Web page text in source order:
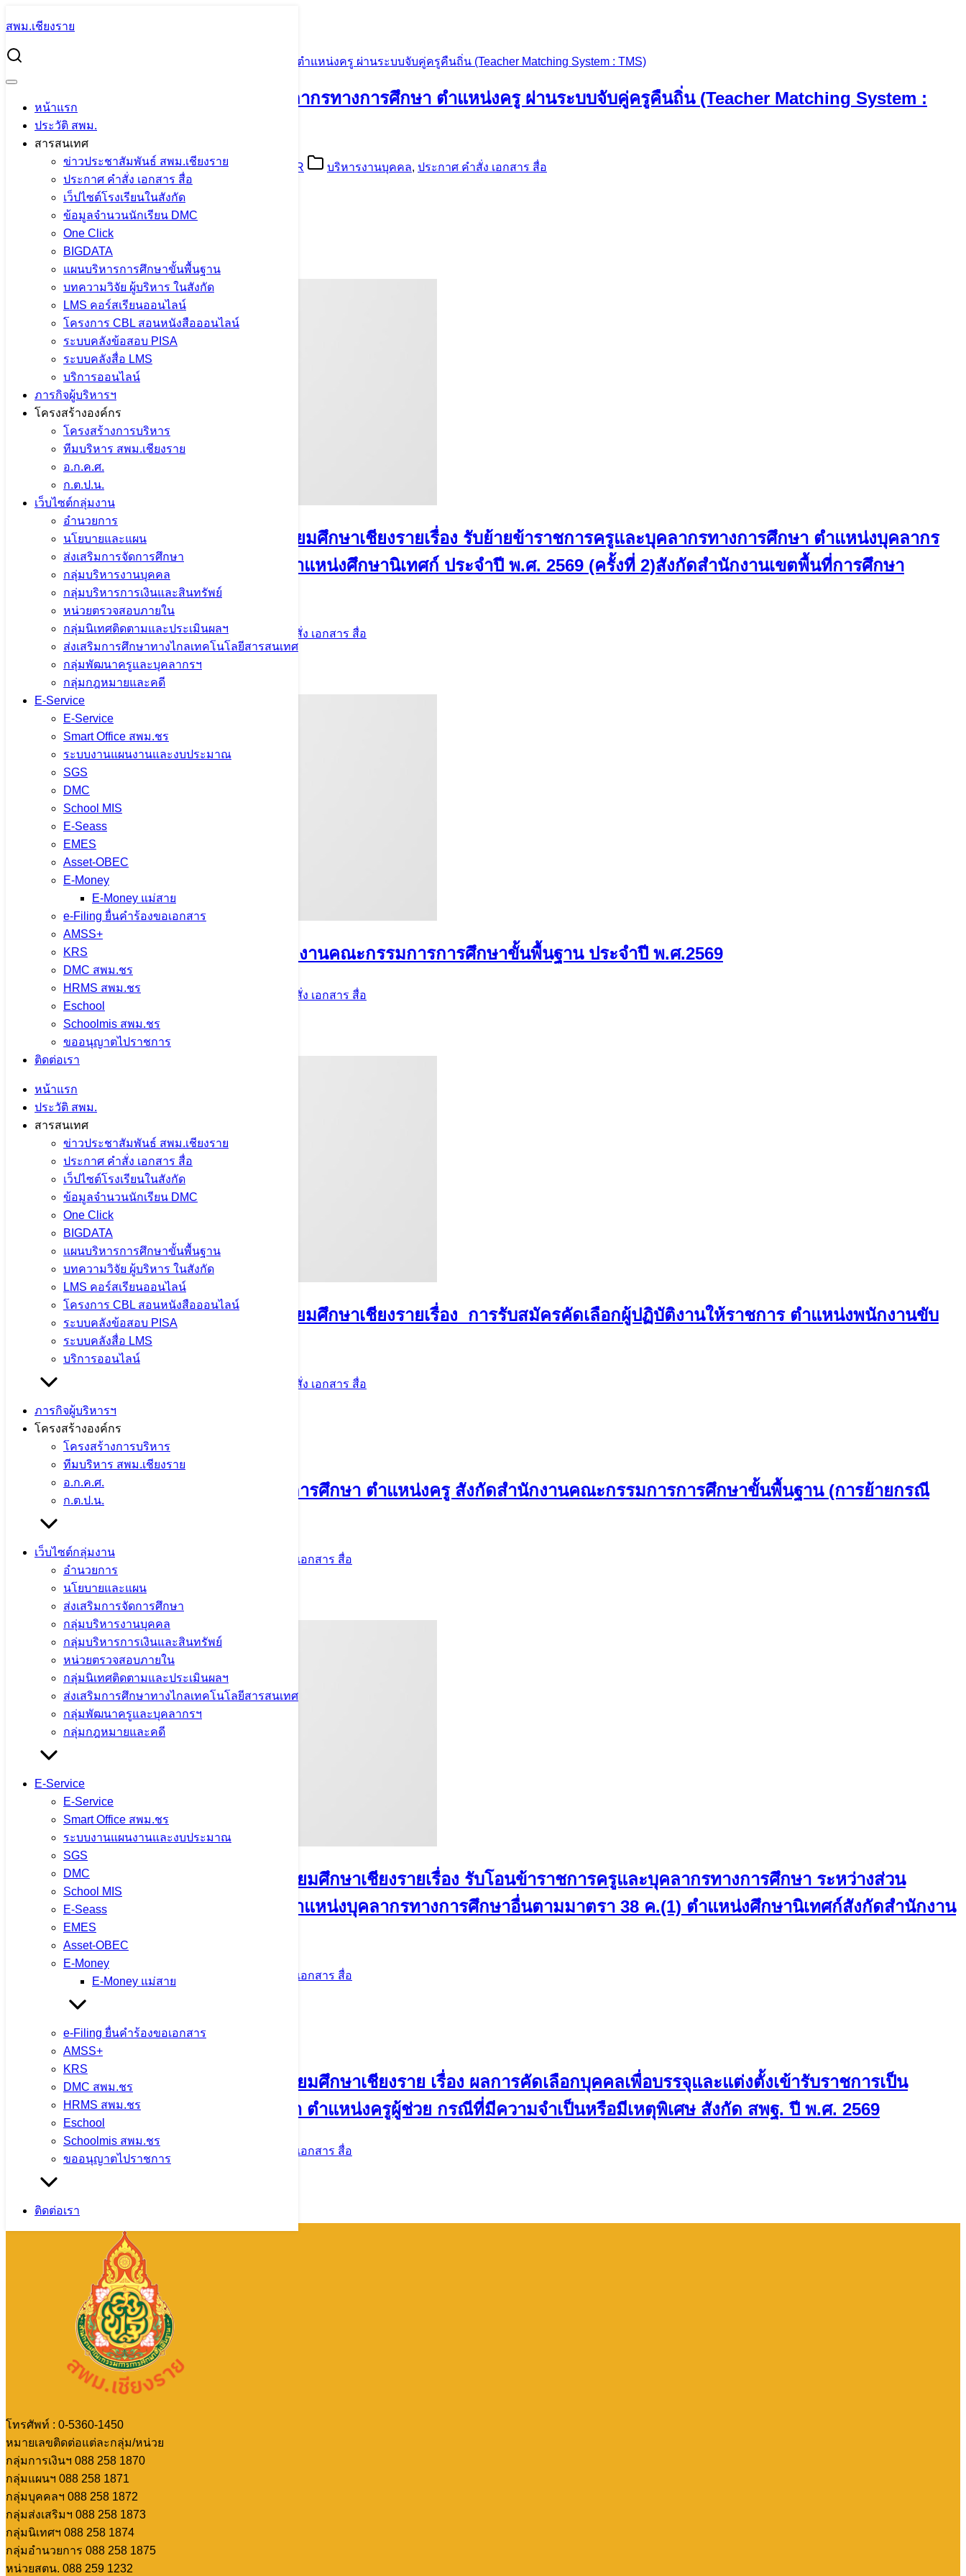
to
content
สพม.เชียงราย
หน้าแรก
ประวัติ สพม.
สารสนเทศ
ข่าวประชาสัมพันธ์ สพม.เชียงราย
ประกาศ คำสั่ง เอกสาร สื่อ
เว็ปไซต์โรงเรียนในสังกัด
ข้อมูลจำนวนนักเรียน DMC
One Click
BIGDATA
แผนบริหารการศึกษาขั้นพื้นฐาน
บทความวิจัย ผู้บริหาร ในสังกัด
LMS คอร์สเรียนออนไลน์
โครงการ CBL สอนหนังสือออนไลน์
ระบบคลังข้อสอบ PISA
ระบบคลังสื่อ LMS
บริการออนไลน์
ภารกิจผู้บริหารฯ
โครงสร้างองค์กร
โครงสร้างการบริหาร
ทีมบริหาร สพม.เชียงราย
อ.ก.ค.ศ.
ก.ต.ป.น.
เว็บไซต์กลุ่มงาน
อำนวยการ
นโยบายและแผน
ส่งเสริมการจัดการศึกษา
กลุ่มบริหารงานบุคคล
กลุ่มบริหารการเงินและสินทรัพย์
หน่วยตรวจสอบภายใน
กลุ่มนิเทศติดตามและประเมินผลฯ
ส่งเสริมการศึกษาทางไกลเทคโนโลยีสารสนเทศ
กลุ่มพัฒนาครูและบุคลากรฯ
กลุ่มกฎหมายและคดี
E-Service
E-Service
Smart Office สพม.ชร
ระบบงานแผนงานและงบประมาณ
SGS
DMC
School MIS
E-Seass
EMES
Asset-OBEC
E-Money
E-Money แม่สาย
e-Filing ยื่นคำร้องขอเอกสาร
AMSS+
KRS
DMC สพม.ชร
HRMS สพม.ชร
Eschool
Schoolmis สพม.ชร
ขออนุญาตไปราชการ
ติดต่อเรา
หน้าแรก
ประวัติ สพม.
สารสนเทศ
ข่าวประชาสัมพันธ์ สพม.เชียงราย
ประกาศ คำสั่ง เอกสาร สื่อ
เว็ปไซต์โรงเรียนในสังกัด
ข้อมูลจำนวนนักเรียน DMC
One Click
BIGDATA
แผนบริหารการศึกษาขั้นพื้นฐาน
บทความวิจัย ผู้บริหาร ในสังกัด
LMS คอร์สเรียนออนไลน์
โครงการ CBL สอนหนังสือออนไลน์
ระบบคลังข้อสอบ PISA
ระบบคลังสื่อ LMS
บริการออนไลน์
ภารกิจผู้บริหารฯ
โครงสร้างองค์กร
โครงสร้างการบริหาร
ทีมบริหาร สพม.เชียงราย
อ.ก.ค.ศ.
ก.ต.ป.น.
เว็บไซต์กลุ่มงาน
อำนวยการ
นโยบายและแผน
ส่งเสริมการจัดการศึกษา
กลุ่มบริหารงานบุคคล
กลุ่มบริหารการเงินและสินทรัพย์
หน่วยตรวจสอบภายใน
กลุ่มนิเทศติดตามและประเมินผลฯ
ส่งเสริมการศึกษาทางไกลเทคโนโลยีสารสนเทศ
กลุ่มพัฒนาครูและบุคลากรฯ
กลุ่มกฎหมายและคดี
E-Service
E-Service
Smart Office สพม.ชร
ระบบงานแผนงานและงบประมาณ
SGS
DMC
School MIS
E-Seass
EMES
Asset-OBEC
E-Money
E-Money แม่สาย
e-Filing ยื่นคำร้องขอเอกสาร
AMSS+
KRS
DMC สพม.ชร
HRMS สพม.ชร
Eschool
Schoolmis สพม.ชร
ขออนุญาตไปราชการ
ติดต่อเรา
for:
การย้ายสับเปลี่ยนข้าราชการครูและบุคลากรทางการศึกษา ตำแหน่งครู ผ่านระบบจับคู่ครูคืนถิ่น (Teacher Matching System : TMS)
การย้ายสับเปลี่ยนข้าราชการครูและบุคลากรทางการศึกษา ตำแหน่งครู ผ่านระบบจับคู่ครูคืนถิ่น (Teacher Matching System :
TMS)
8 กรกฎาคม 20248 กรกฎาคม 2024 PR SESAOCR บริหารงานบุคคล, ประกาศ คำสั่ง เอกสาร สื่อ
ว-3093-การย้ายสับเปลี่ยน-ผ่านระบบ-TMS_compressed
คู่มือการใช้งานระบบ-สำหรับครู
ดาวน์โหลด
จำนวนผู้ชม: 1,353
เนื้อหาอื่นๆ
ประกาศสำนักงานเขตพื้นที่การศึกษามัธยมศึกษาเชียงรายเรื่อง รับย้ายข้าราชการครูและบุคลากรทางการศึกษา ตำแหน่งบุคลากร
ทางการศึกษาอื่นตามมาตรา 38 ค.(1) ตำแหน่งศึกษานิเทศก์ ประจำปี พ.ศ. 2569 (ครั้งที่ 2)สังกัดสำนักงานเขตพื้นที่การศึกษา
มัธยมศึกษาเชียงราย จำนวน 5 อัตรา
27 กรกฎาคม 202627 กรกฎาคม 2026 ประกาศ คำสั่ง เอกสาร สื่อ
จำนวนผู้ชม: 35
การย้ายผู้บริหารสถานศึกษา สังกัดสำนักงานคณะกรรมการการศึกษาขั้นพื้นฐาน ประจำปี พ.ศ.2569
24 กรกฎาคม 202624 กรกฎาคม 2026 ประกาศ คำสั่ง เอกสาร สื่อ
จำนวนผู้ชม: 44
ประกาศสำนักงานเขตพื้นที่การศึกษามัธยมศึกษาเชียงรายเรื่อง การรับสมัครคัดเลือกผู้ปฏิบัติงานให้ราชการ ตำแหน่งพนักงานขับ
รถยนต์
13 กรกฎาคม 2026 ประกาศ คำสั่ง เอกสาร สื่อ
จำนวนผู้ชม: 74
การย้ายข้าราชการครูและบุคลากรทางการศึกษา ตำแหน่งครู สังกัดสำนักงานคณะกรรมการการศึกษาขั้นพื้นฐาน (การย้ายกรณี
ปกติ) ประจำปี พ.ศ. 2569 รอบที่ 2
26 มิถุนายน 202626 มิถุนายน 2026 ประกาศ คำสั่ง เอกสาร สื่อ
จำนวนผู้ชม: 393
ประกาศ อ.ก.ค.ศ. เขตพื้นที่การศึกษามัธยมศึกษาเชียงรายเรื่อง รับโอนข้าราชการครูและบุคลากรทางการศึกษา ระหว่างส่วน
ราชการ ในสังกัดกระทรวงศึกษาธิการตำแหน่งบุคลากรทางการศึกษาอื่นตามมาตรา 38 ค.(1) ตำแหน่งศึกษานิเทศก์สังกัดสำนักงาน
เขตพื้นที่การศึกษามัธยมศึกษาเชียงราย
18 มิถุนายน 2026 25 มิถุนายน 2026 ประกาศ คำสั่ง เอกสาร สื่อ
จำนวนผู้ชม: 141
ประกาศ อ.ก.ค.ศ. เขตพื้นที่การศึกษามัธยมศึกษาเชียงราย เรื่อง ผลการคัดเลือกบุคคลเพื่อบรรจุและแต่งตั้งเข้ารับราชการเป็น
ข้าราชการครูและบุคลากรทางการศึกษา ตำแหน่งครูผู้ช่วย กรณีที่มีความจำเป็นหรือมีเหตุพิเศษ สังกัด สพฐ. ปี พ.ศ. 2569
16 มิถุนายน 2026 ประกาศ คำสั่ง เอกสาร สื่อ
จำนวนผู้ชม: 364
โทรศัพท์ : 0-5360-1450
หมายเลขติดต่อแต่ละกลุ่ม/หน่วย
กลุ่มการเงินฯ 088 258 1870
กลุ่มแผนฯ 088 258 1871
กลุ่มบุคคลฯ 088 258 1872
กลุ่มส่งเสริมฯ 088 258 1873
กลุ่มนิเทศฯ 088 258 1874
กลุ่มอำนวยการ 088 258 1875
หน่วยสตน. 088 259 1232